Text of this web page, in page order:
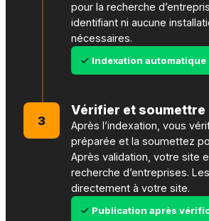
pour la recherche
identifiant ni aucune
nécessaires.
Indexation automatique
3
Vérifier et soumettre
Après l’indexation, vous
préparée et la soumettez
Après validation, votre site
recherche d’entreprises.
directement à votre site.
Publication après